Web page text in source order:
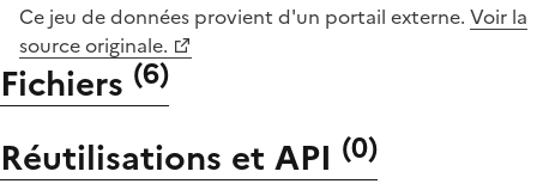
Ce jeu de données provient d'un portail externe. Voir la
source originale.
Fichiers (6)
Réutilisations et API (0)